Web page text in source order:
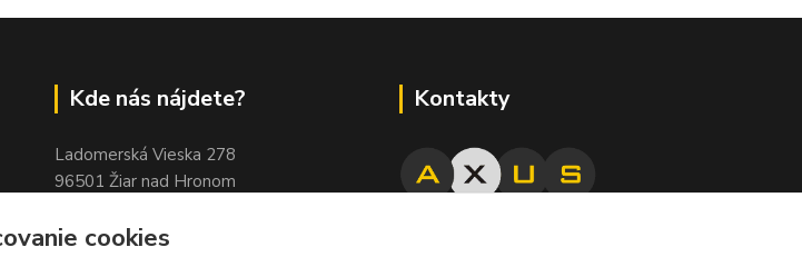
Kde nás nájdete?
Ladomerská Vieska 278
96501 Žiar nad Hronom
Sklad 500m od odbočky z hlavnej
cesty pri motoreste Ladomer medzi
Kontakty
cookies